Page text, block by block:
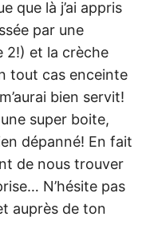
que là j’ai appris
par une
2!) et la crèche
tout cas enceinte
bien servit!
une super boite,
dépanné! En fait
de nous trouver
N’hésite pas
auprès de ton